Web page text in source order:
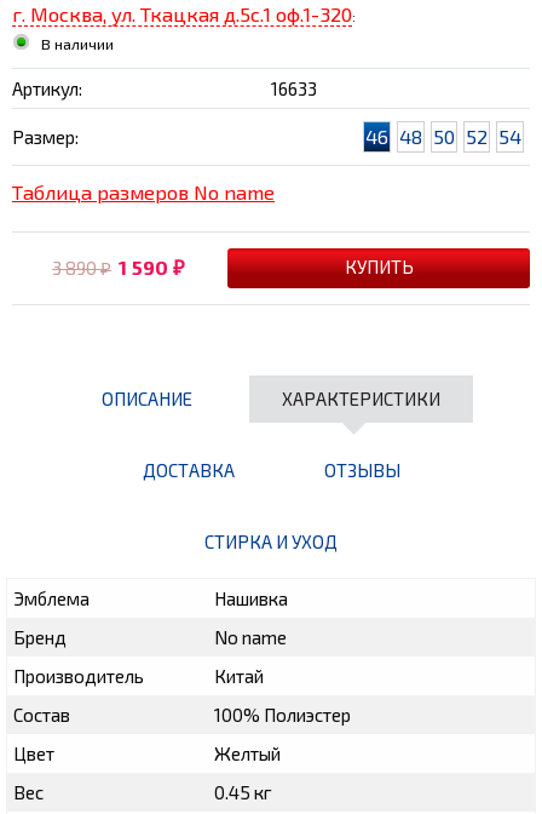
г. Москва, ул. Ткацкая д.5с.1 оф.1-320:
В наличии
Артикул: 16633
Размер: 46 48 50 52 54
Таблица размеров No name
3 890₽ 1 590₽
ОПИСАНИЕ ХАРАКТЕРИСТИКИ
ДОСТАВКА ОТЗЫВЫ
СТИРКА И УХОД
Эмблема
Нашивка
Бренд
No name
Производитель
Китай
Состав
100% Полиэстер
Цвет
Желтый
Вес
0.45 кг